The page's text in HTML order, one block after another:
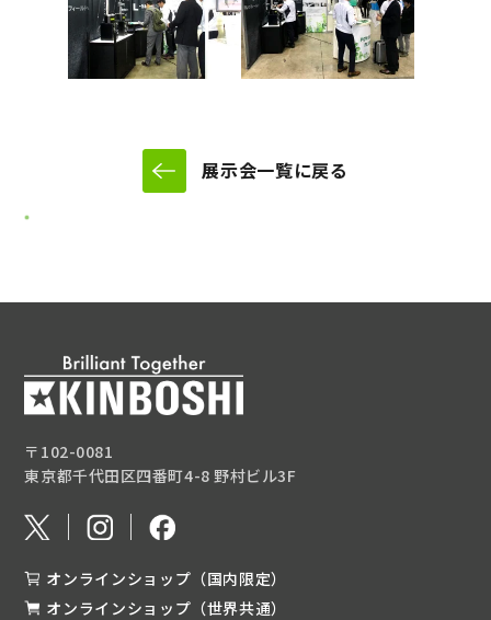
展示会一覧に戻る
〒102-0081
東京都千代田区四番町4-8 野村ビル3F
オンラインショップ（国内限定）
オンラインショップ（世界共通）